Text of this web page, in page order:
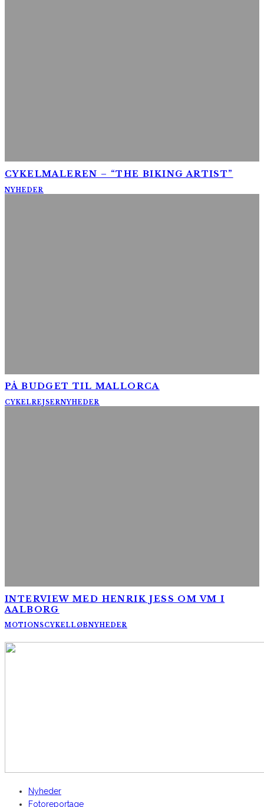
CYKELMALEREN – “THE BIKING ARTIST”
NYHEDER
PÅ BUDGET TIL MALLORCA
CYKELREJSERNYHEDER
INTERVIEW MED HENRIK JESS OM VM I
AALBORG
MOTIONSCYKELLØBNYHEDER
Nyheder
Fotoreportage